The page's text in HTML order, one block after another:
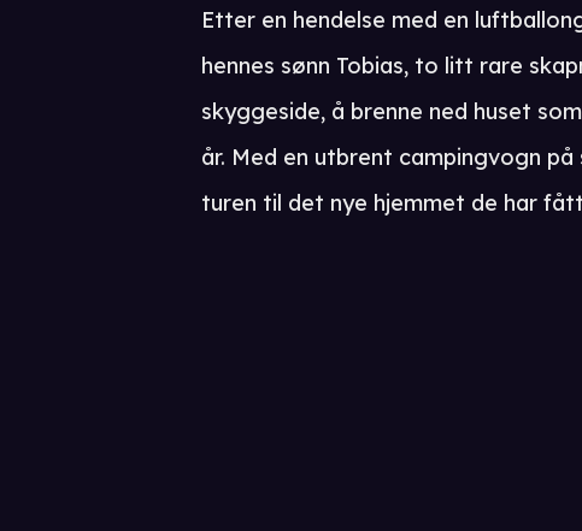
Etter en hendelse med en
hennes sønn Tobias, to litt rare
skyggeside, å brenne ned huset
år. Med en utbrent campingvogn
turen til det nye hjemmet de har